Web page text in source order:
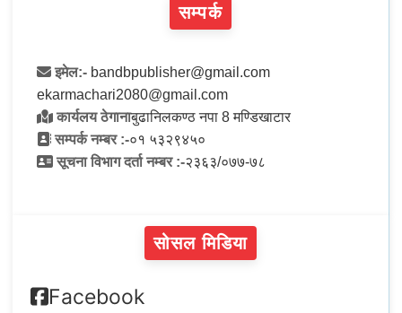
सम्पर्क
इमेल:- bandbpublisher@gmail.com
ekarmachari2080@gmail.com
कार्यलय ठेगानाबुढानिलकण्ठ नपा 8 मण्डिखाटार
सम्पर्क नम्बर :-०१ ५३२९४५०
सूचना विभाग दर्ता नम्बर :-२३६३/०७७-७८
सोसल मिडिया
Facebook